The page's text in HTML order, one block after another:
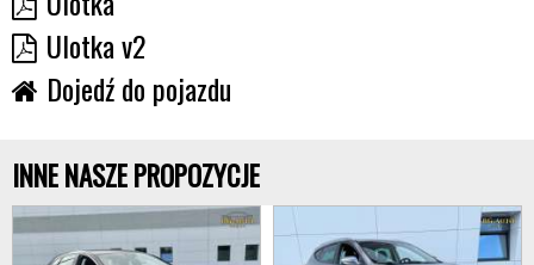
Ulotka v2
Dojedź do pojazdu
INNE NASZE PROPOZYCJE